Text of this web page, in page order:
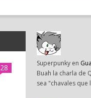
28 Superpunky en
Buah la charla de
sea "chavales que